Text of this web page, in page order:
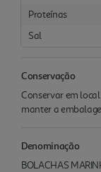
Proteínas
Sal
Conservação
Conservar em
manter a
Denominação
BOLACHAS